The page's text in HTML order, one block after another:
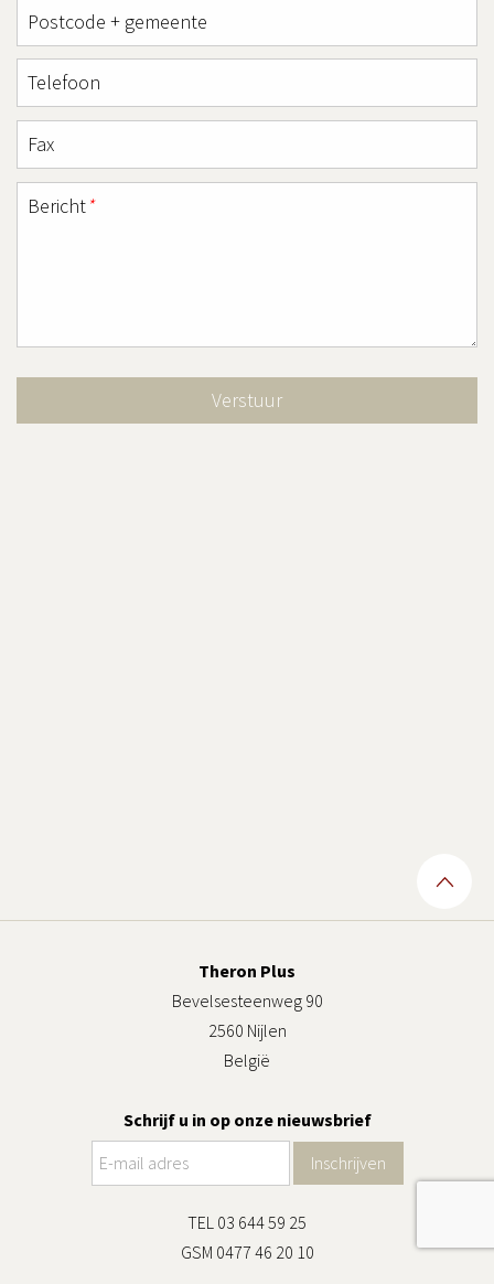
Postcode + gemeente
Telefoon
Fax
Bericht*
Theron Plus
Bevelsesteenweg 90
2560 Nijlen
België
Schrijf u in op onze nieuwsbrief
TEL 03 644 59 25
GSM 0477 46 20 10